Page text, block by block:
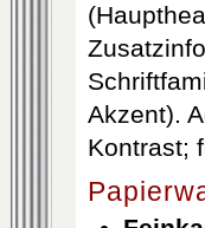
Akzent).
Kontrast;